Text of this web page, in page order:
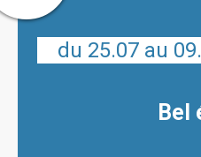
du 25.07 au
Bel